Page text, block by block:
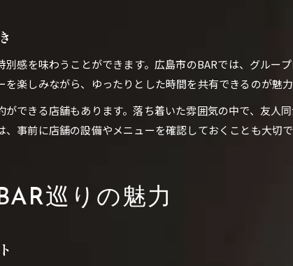
感を味わうことができます。広島市のBARでは、グルー
楽しみながら、ゆったりとした時間を共有できるのが魅力
できる店舗もあります。落ち着いた雰囲気の中で、友人
事前に店舗の設備やメニューを確認しておくことも大切で
巡りの魅力